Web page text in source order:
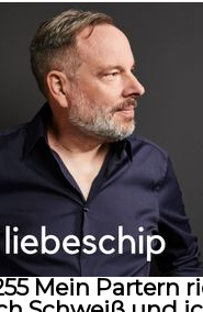
in Wien
store?
store/
https://
Mein Partern